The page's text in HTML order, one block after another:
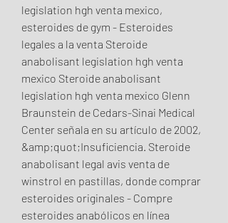
legislation hgh venta mexico,
esteroides de gym - Esteroides
legales a la venta Steroide
anabolisant legislation hgh venta
mexico Steroide anabolisant
legislation hgh venta mexico Glenn
Braunstein de Cedars-Sinai Medical
Center señala en su artículo de 2002,
&amp;quot;Insuficiencia. Steroide
anabolisant legal avis venta de
winstrol en pastillas, donde comprar
esteroides originales - Compre
esteroides anabólicos en línea